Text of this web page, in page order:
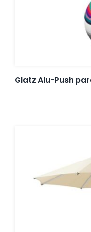
Glatz Alu-Push